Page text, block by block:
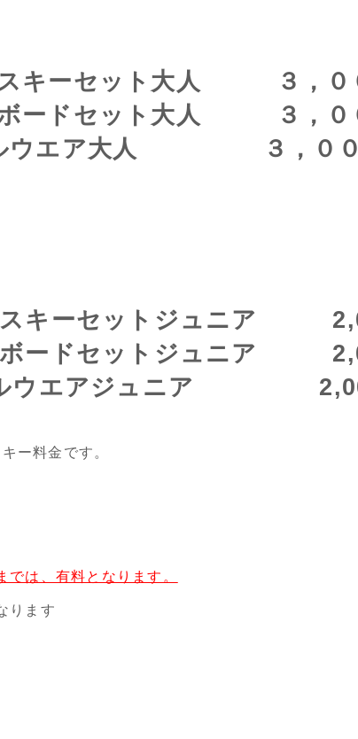
スキーセット大人 ３，０
ボードセット大人 ３，０
ルウエア大人 ３，００
スキーセットジュニア
ボードセットジュニア
ルウエアジュニア
ー料金です。
は、有料となります。
ります